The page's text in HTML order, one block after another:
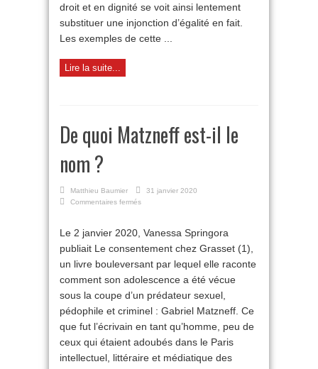
sexuels
»
droit et en dignité se voit ainsi lentement
substituer une injonction d’égalité en fait.
Les exemples de cette ...
Lire la suite...
De quoi Matzneff est-il le
nom ?
Matthieu Baumier
31 janvier 2020
Commentaires fermés
Matzneff
est-
le
nom
Le 2 janvier 2020, Vanessa Springora
publiait Le consentement chez Grasset (1),
un livre bouleversant par lequel elle raconte
comment son adolescence a été vécue
sous la coupe d’un prédateur sexuel,
pédophile et criminel : Gabriel Matzneff. Ce
que fut l’écrivain en tant qu’homme, peu de
ceux qui étaient adoubés dans le Paris
intellectuel, littéraire et médiatique des